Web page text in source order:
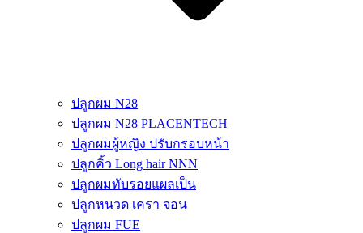
ปลูกผม N28
ปลูกผม N28 PLACENTECH
ปลูกผมผู้หญิง ปรับกรอบหน้า
ปลูกคิ้ว Long hair NNN
ปลูกผมทับรอยแผลเป็น
ปลูกหนวด เครา จอน
ปลูกผม FUE